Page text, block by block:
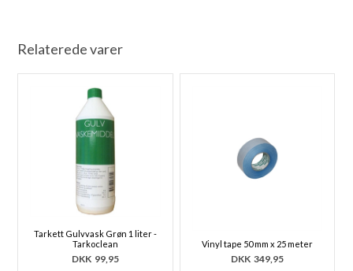
Relaterede varer
Tarkett Gulvvask Grøn 1 liter -
Tarkoclean
DKK 99,95
Vinyl tape 50 mm x 25 meter
DKK349,95